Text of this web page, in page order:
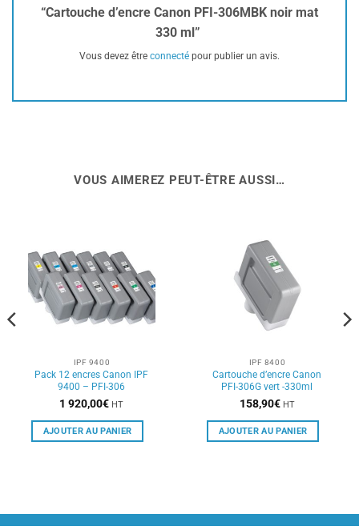
“Cartouche d’encre Canon PFI-306MBK noir mat
330 ml”
Vous devez être connecté pour publier un avis.
VOUS AIMEREZ PEUT-ÊTRE AUSSI…
IPF 9400
Pack 12 encres Canon IPF
9400 – PFI-306
1 920,00€ HT
AJOUTER AU PANIER
IPF 8400
Cartouche d’encre Canon
PFI-306G vert -330ml
158,90€ HT
AJOUTER AU PANIER